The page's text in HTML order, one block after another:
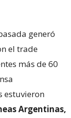
generó
el trade
más de 60
estuvieron
Argentinas,